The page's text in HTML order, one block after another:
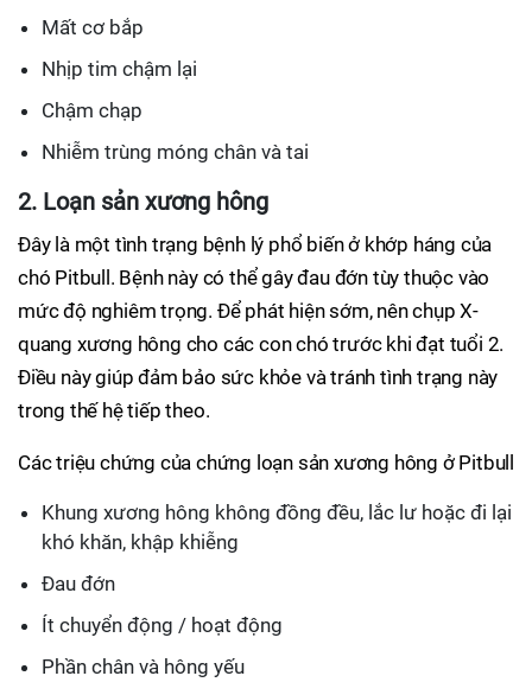
Mất cơ bắp
Nhịp tim chậm lại
Chậm chạp
Nhiễm trùng móng chân và tai
2. Loạn sản xương hông
Đây là một tình trạng bệnh lý phổ biến ở khớp háng của
chó Pitbull. Bệnh này có thể gây đau đớn tùy thuộc vào
mức độ nghiêm trọng. Để phát hiện sớm, nên chụp X-
quang xương hông cho các con chó trước khi đạt tuổi 2.
Điều này giúp đảm bảo sức khỏe và tránh tình trạng này
trong thế hệ tiếp theo.
Các triệu chứng của chứng loạn sản xương hông ở Pitbull
Khung xương hông không đồng đều, lắc lư hoặc đi lại
khó khăn, khập khiễng
Đau đớn
Ít chuyển động / hoạt động
Phần chân và hông yếu